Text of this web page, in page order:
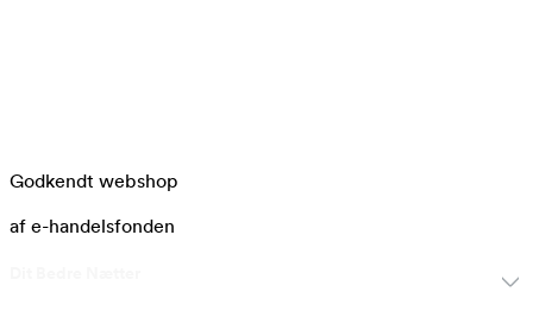
Godkendt webshop
af e-handelsfonden